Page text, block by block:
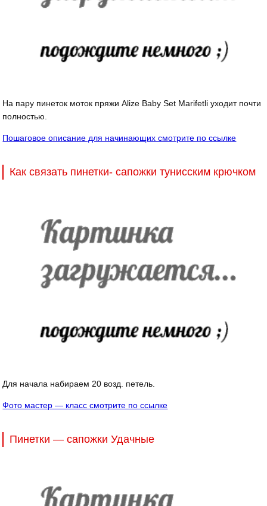
На пару пинеток моток пряжи Alize Baby Set Marifetli уходит почти
полностью.
Пошаговое описание для начинающих смотрите по ссылке
Как связать пинетки- сапожки тунисским крючком
Для начала набираем 20 возд. петель.
Фото мастер — класс смотрите по ссылке
Пинетки — сапожки Удачные